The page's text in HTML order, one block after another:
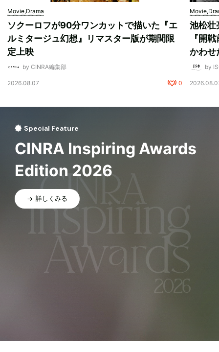
Movie,Drama
ソクーロフが90分ワンカットで描いた『エ
ルミタージュ幻想』リマスター版が期間限
定上映
by CINRA編集部
2026.08.07 0
池松壮
『開
かわせ
by
Special Feature
CINRA Inspiring Awards
Edition 2026
詳しくみる